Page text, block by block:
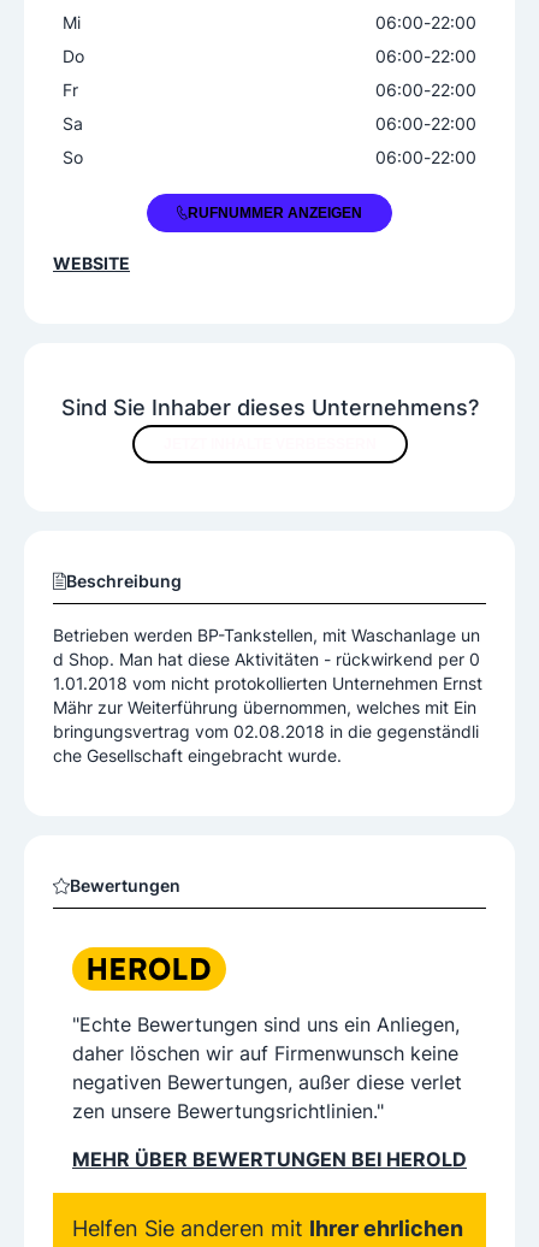
Sind Sie Inhaber dieses Unternehmens?
Beschreibung
Betrieben werden BP-Tankstellen, mit Waschanlage un
d Shop. Man hat diese Aktivitäten - rückwirkend per 0
1.01.2018 vom nicht protokollierten Unternehmen Ernst
Mähr zur Weiterführung übernommen, welches mit Ein
bringungsvertrag vom 02.08.2018 in die gegenständli
che Gesellschaft eingebracht wurde.
Bewertungen
"Echte Bewertungen sind uns ein Anliegen,
daher löschen wir auf Firmenwunsch keine
negativen Bewertungen, außer diese verlet
zen unsere Bewertungsrichtlinien."
MEHR ÜBER BEWERTUNGEN BEI HEROLD
Helfen Sie anderen mit Ihrer ehrlichen
Mi
06:00-22:00
Do
06:00-22:00
Fr
06:00-22:00
Sa
06:00-22:00
So
06:00-22:00
+43 5522 73455RUFNUMMER ANZEIGEN
WEBSITE